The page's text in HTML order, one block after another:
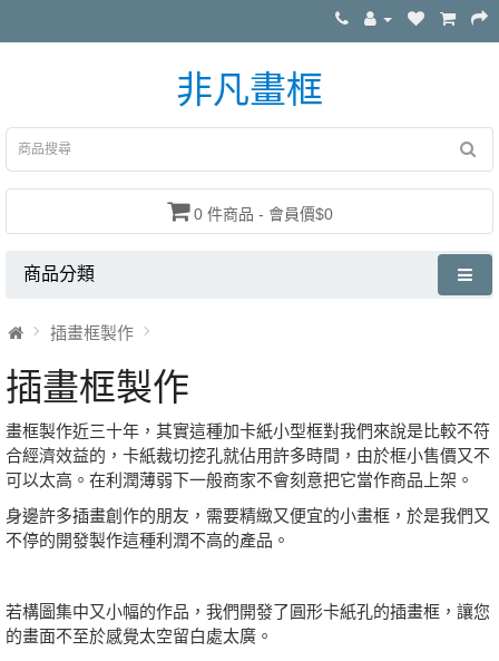
非凡畫框
0 件商品 - 會員價$0
商品分類
插畫框製作
插畫框製作
畫框製作近三十年，其實這種加卡紙小型框對我們來說是比較不符
合經濟效益的，卡紙裁切挖孔就佔用許多時間，由於框小售價又不
可以太高。在利潤薄弱下一般商家不會刻意把它當作商品上架。
身邊許多插畫創作的朋友，需要精緻又便宜的小畫框，於是我們又
不停的開發製作這種利潤不高的產品。
若構圖集中又小幅的作品，我們開發了圓形卡紙孔的插畫框，讓您
的畫面不至於感覺太空留白處太廣。